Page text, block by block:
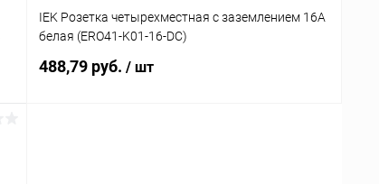
IEK Розетка четырехместная с заземлением 16А
белая (ERO41-K01-16-DC)
488,79 руб. / шт